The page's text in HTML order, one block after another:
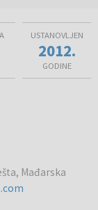
USTANOVLJEN
2012.
GODINE
Mađarska